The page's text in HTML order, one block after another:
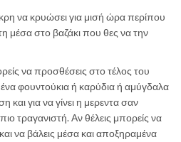
να κρυώσει για μισή ώρα περίπου
μέσα στο βαζάκι που θες να την
να προσθέσεις στο τέλος του
φουντούκια ή καρύδια ή αμύγδαλα
και για να γίνει η μερεντα σαν
τραγανιστή. Αν θέλεις μπορείς να
να βάλεις μέσα και αποξηραμένα